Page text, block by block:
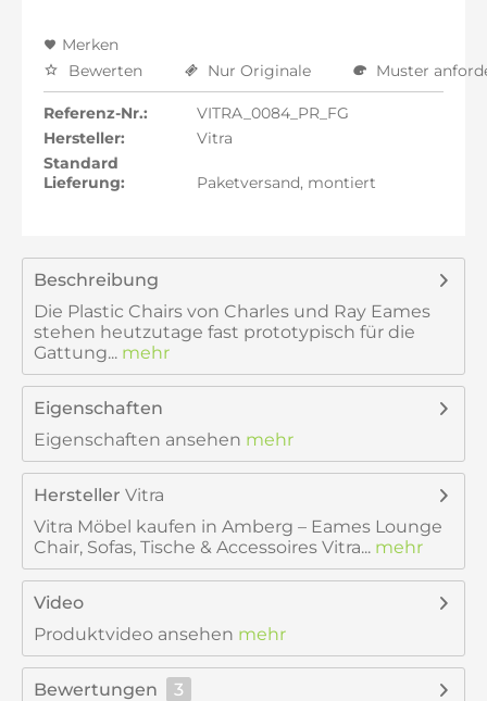
Merken
Bewerten
Nur Originale Muster
Referenz-Nr.:
VITRA_0084_PR_FG
Hersteller:
Vitra
Standard
Lieferung:
Paketversand, montiert
Beschreibung
Die Plastic Chairs von Charles und Ray Eames
stehen heutzutage fast prototypisch für die
Gattung... mehr
Eigenschaften
Eigenschaften ansehen mehr
Hersteller Vitra
Vitra Möbel kaufen in Amberg – Eames Lounge
Chair, Sofas, Tische & Accessoires Vitra... mehr
Video
Produktvideo ansehen mehr
Bewertungen
3